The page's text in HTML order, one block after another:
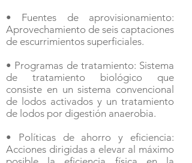
• Fuentes de aprovisionamiento:
Aprovechamiento de seis captaciones
de escurrimientos superficiales.
• Programas de tratamiento: Sistema
de tratamiento biológico que
consiste en un sistema convencional
de lodos activados y un tratamiento
de lodos por digestión anaerobia.
• Políticas de ahorro y eficiencia:
Acciones dirigidas a elevar al máximo